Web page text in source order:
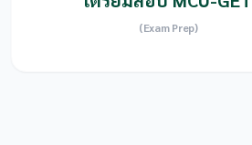
(Exam Prep)